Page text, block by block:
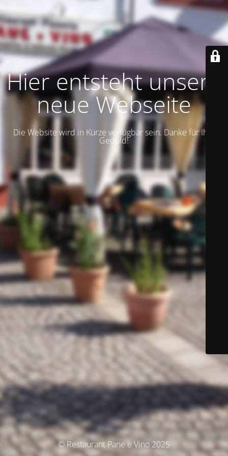
Hier entsteht unsere
neue Webseite
Die Website wird in Kürze verfügbar sein. Danke für Ihre
Geduld!
© Restaurant Pane e Vino 2025